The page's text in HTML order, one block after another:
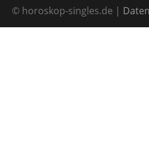
© horoskop-singles.de |